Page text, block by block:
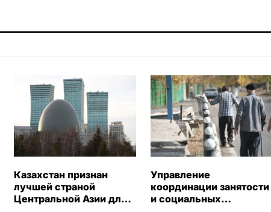
n
i
Казахстан признан
лучшей страной
Центральной Азии для
Управление
координации занятости
и социальных